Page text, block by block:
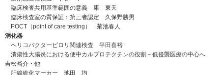
臨床検査共用基準範囲の意義 康 東天
臨床検査室の質保証：第三者認定 久保野勝男
POCT（point of care testing） 菊池春人
消化器
ヘリコバクターピロリ関連検査 平田喜裕
潰瘍性大腸炎における便中カルプロテクチンの役割－低侵襲医療の中心へ
吉松裕介・他
肝線維化マーカー 池田 均